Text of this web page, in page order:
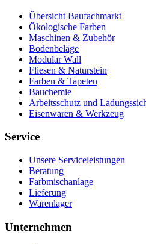
Übersicht Baufachmarkt
Ökologische Farben
Maschinen & Zubehör
Bodenbeläge
Modular Wall
Fliesen & Naturstein
Farben & Tapeten
Bauchemie
Arbeitsschutz und
Eisenwaren & Werkzeug
Service
Unsere Serviceleistungen
Beratung
Farbmischanlage
Lieferung
Warenlager
Unternehmen